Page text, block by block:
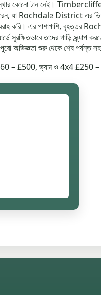
কোনো টান নেই।
করেন, যা Rochdale District এর
করি। এর পাশাপাশি,
সুরক্ষিতভাবে তাদের গাড়ি
পুরো অভিজ্ঞতা শুরু থেকে শেষ পর্যন্ত
£160 – £500, ভ্যান ও 4x4